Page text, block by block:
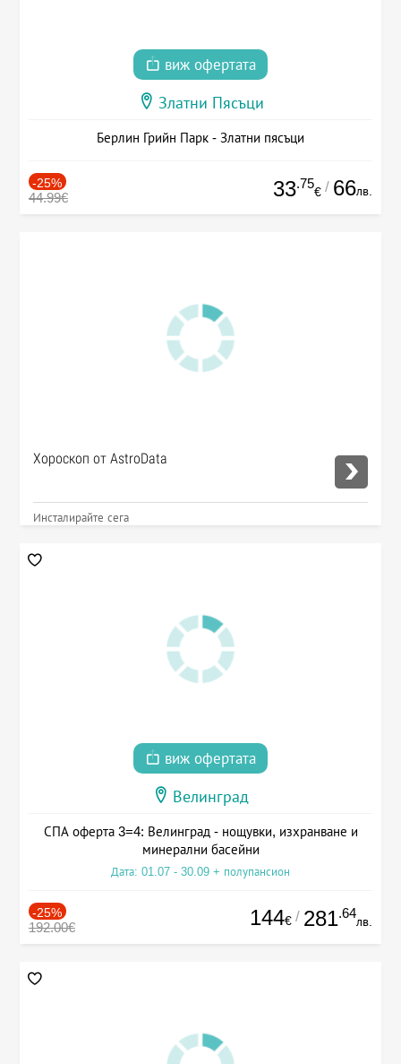
виж офертата
Златни Пясъци
Берлин Грийн Парк - Златни пясъци
-25%
44.99€ 33.75
€ / 66лв.
Хороскоп от AstroData
Инсталирайте сега
виж офертата
Велинград
СПА оферта 3=4: Велинград - нощувки, изхранване и
минерални басейни
Дата: 01.07 - 30.09 + полупансион
-25%
192.00€ 144€ / 281.64
лв.